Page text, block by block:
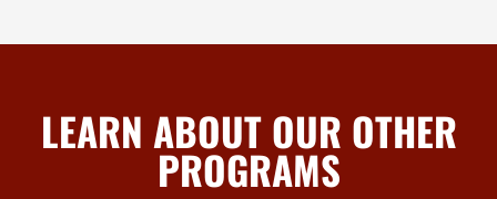
LEARN ABOUT OUR OTHER
PROGRAMS